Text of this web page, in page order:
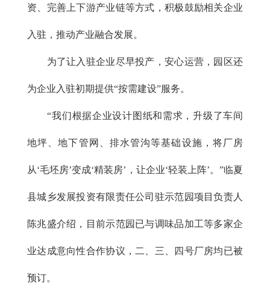
资、完善上下游产业链等方式，积极鼓励相关企业
入驻，推动产业融合发展。
为了让入驻企业尽早投产，安心运营，园区还
为企业入驻初期提供“按需建设”服务。
“我们根据企业设计图纸和需求，升级了车间
地坪、地下管网、排水管沟等基础设施，将厂房
从‘毛坯房’变成‘精装房’，让企业‘轻装上阵’。”临夏
县城乡发展投资有限责任公司驻示范园项目负责人
陈兆盛介绍，目前示范园已与调味品加工等多家企
业达成意向性合作协议，二、三、四号厂房均已被
预订。